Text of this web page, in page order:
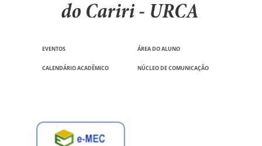
EVENTOS ÁREA DO ALUNO
CALENDÁRIO ACADÊMICO NÚCLEO DE COMUNICAÇÃO